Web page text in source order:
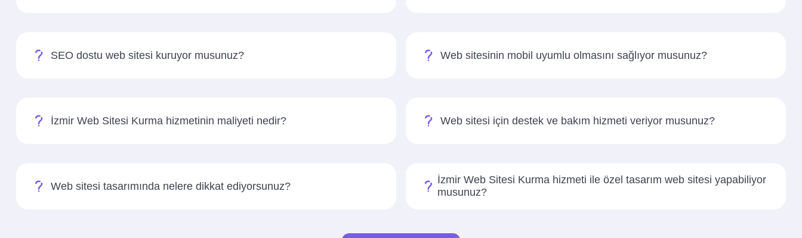
SEO dostu web sitesi kuruyor musunuz? Web sitesinin mobil uyumlu olmasını sağlıyor musunuz?
İzmir Web Sitesi Kurma hizmetinin maliyeti nedir? Web sitesi için destek ve bakım hizmeti veriyor musunuz?
Web sitesi tasarımında nelere dikkat ediyorsunuz?
İzmir Web Sitesi Kurma hizmeti ile özel tasarım web sitesi yapabiliyor
musunuz?